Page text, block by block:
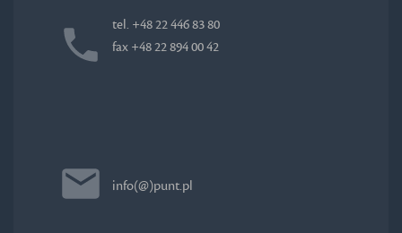
tel. +48 22 446 83 80
fax +48 22 894 00 42
info(@)punt.pl